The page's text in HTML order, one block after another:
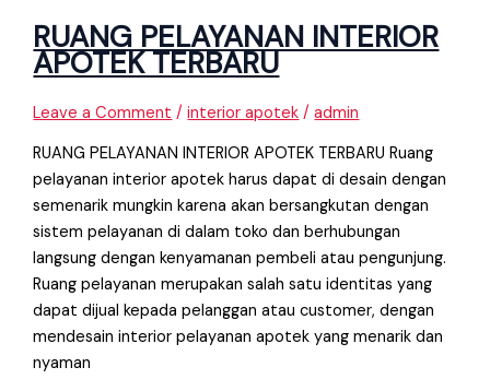
RUANG PELAYANAN INTERIOR
APOTEK TERBARU
Leave a Comment /interior apotek /admin
RUANG PELAYANAN INTERIOR APOTEK TERBARU Ruang
pelayanan interior apotek harus dapat di desain dengan
semenarik mungkin karena akan bersangkutan dengan
sistem pelayanan di dalam toko dan berhubungan
langsung dengan kenyamanan pembeli atau pengunjung.
Ruang pelayanan merupakan salah satu identitas yang
dapat dijual kepada pelanggan atau customer, dengan
mendesain interior pelayanan apotek yang menarik dan
nyaman